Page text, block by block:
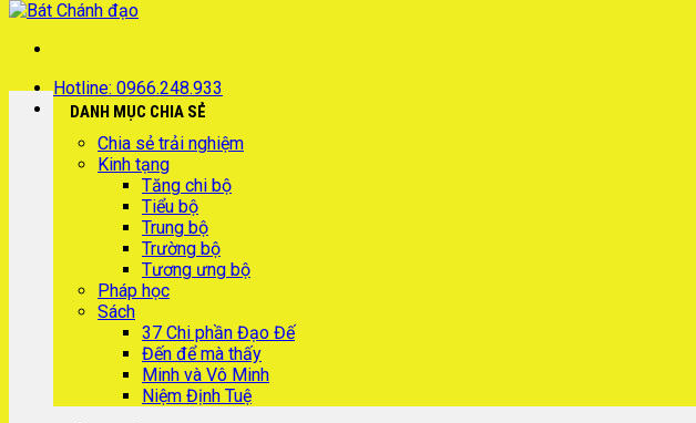
Hotline: 0966.248.933
DANH MỤC CHIA SẺ
Chia sẻ trải nghiệm
Kinh tạng
Tăng chi bộ
Tiểu bộ
Trung bộ
Trường bộ
Tương ưng bộ
Pháp học
Sách
37 Chi phần Đạo Đế
Đến để mà thấy
Minh và Vô Minh
Niệm Định Tuệ